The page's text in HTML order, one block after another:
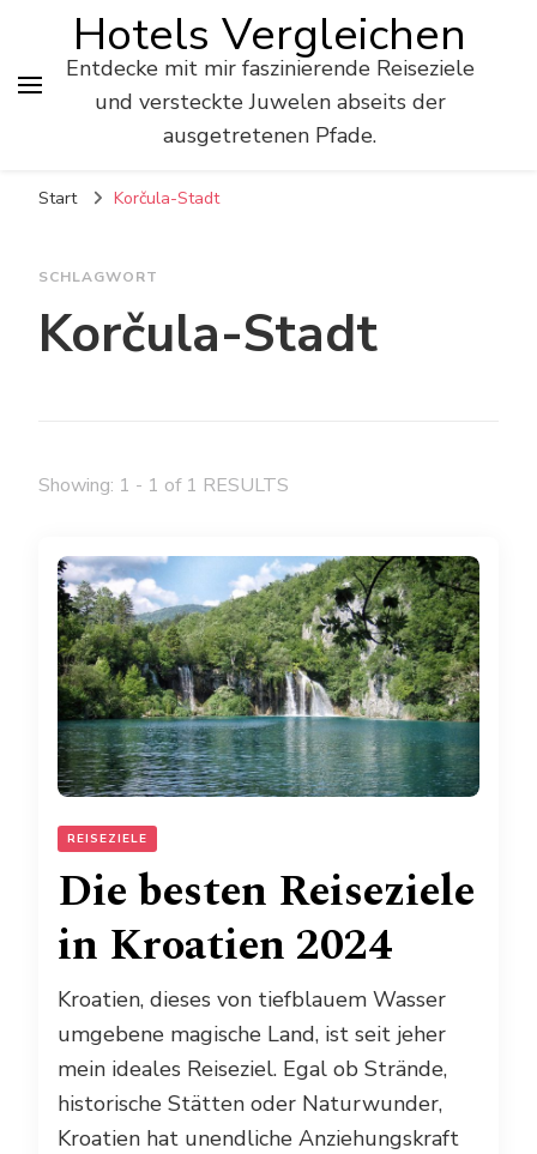
Hotels Vergleichen
Entdecke mit mir faszinierende Reiseziele
und versteckte Juwelen abseits der
ausgetretenen Pfade.
Start Korčula-Stadt
SCHLAGWORT
Korčula-Stadt
Showing: 1 - 1 of 1 RESULTS
REISEZIELE
Die besten Reiseziele
in Kroatien 2024
Kroatien, dieses von tiefblauem Wasser
umgebene magische Land, ist seit jeher
mein ideales Reiseziel. Egal ob Strände,
historische Stätten oder Naturwunder,
Kroatien hat unendliche Anziehungskraft